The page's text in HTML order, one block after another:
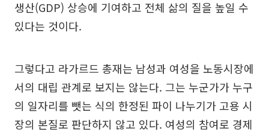
생산(GDP) 상승에 기여하고 전체 삶의 질을 높일 수
있다는 것이다.
그렇다고 라가르드 총재는 남성과 여성을 노동시장에
서의 대립 관계로 보지는 않는다. 그는 누군가가 누구
의 일자리를 뺏는 식의 한정된 파이 나누기가 고용 시
장의 본질로 판단하지 않고 있다. 여성의 참여로 경제